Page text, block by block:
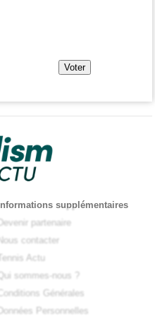
Informations supplémentaires
Devenir partenaire
Nous contacter
Tennis Actu
Qui sommes-nous ?
Conditions Générales
Données Personnelles